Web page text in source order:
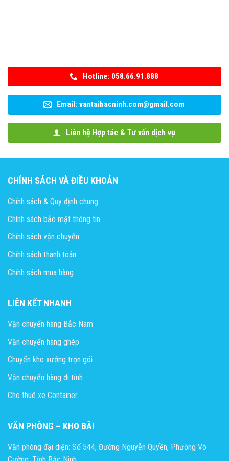
Hotline: 058.66.91.888
Email: vantaibacninh.com@gmail.com
Liên hệ Hợp tác & Tư vấn dịch vụ
CHÍNH SÁCH VÀ ĐIỀU KHOẢN
Chính sách & Quy định chung
Chính sách bảo mật thông tin
Chính sách vận chuyển
Chính sách thanh toán
Chính sách mua hàng
LIÊN KẾT NHANH
Vận chuyển hàng Bắc Nam
Vận chuyển hàng ghép
Chuyển kho xưởng trọn gói
Vận chuyển hàng đi tỉnh
Cho thuê xe Container
VĂN PHÒNG – KHO BÃI
Văn phòng đại diện: Số 544, Đường Nguyễn Quyền, Phường Võ